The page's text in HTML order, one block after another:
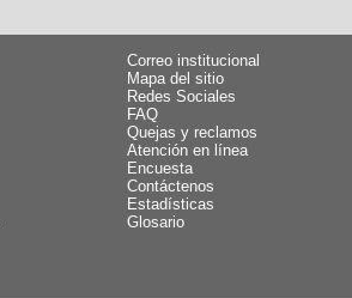
Correo institucional
Mapa del sitio
Redes Sociales
FAQ
Quejas y reclamos
Atención en línea
Encuesta
Contáctenos
Estadísticas
Glosario